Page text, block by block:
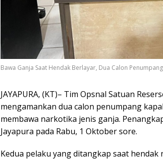
Bawa Ganja Saat Hendak Berlayar, Dua Calon
JAYAPURA, (KT)– Tim Opsnal Satuan
mengamankan dua calon penumpang
membawa narkotika jenis ganja.
Jayapura pada Rabu, 1 Oktober sore.
Kedua pelaku yang ditangkap saat